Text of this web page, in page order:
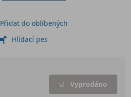
Vyprodáno
Přidat do oblíbených
Hlídací pes